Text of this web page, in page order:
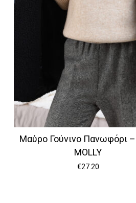
Μαύρο Γούνινο Πανωφόρι
MOLLY
€27.20